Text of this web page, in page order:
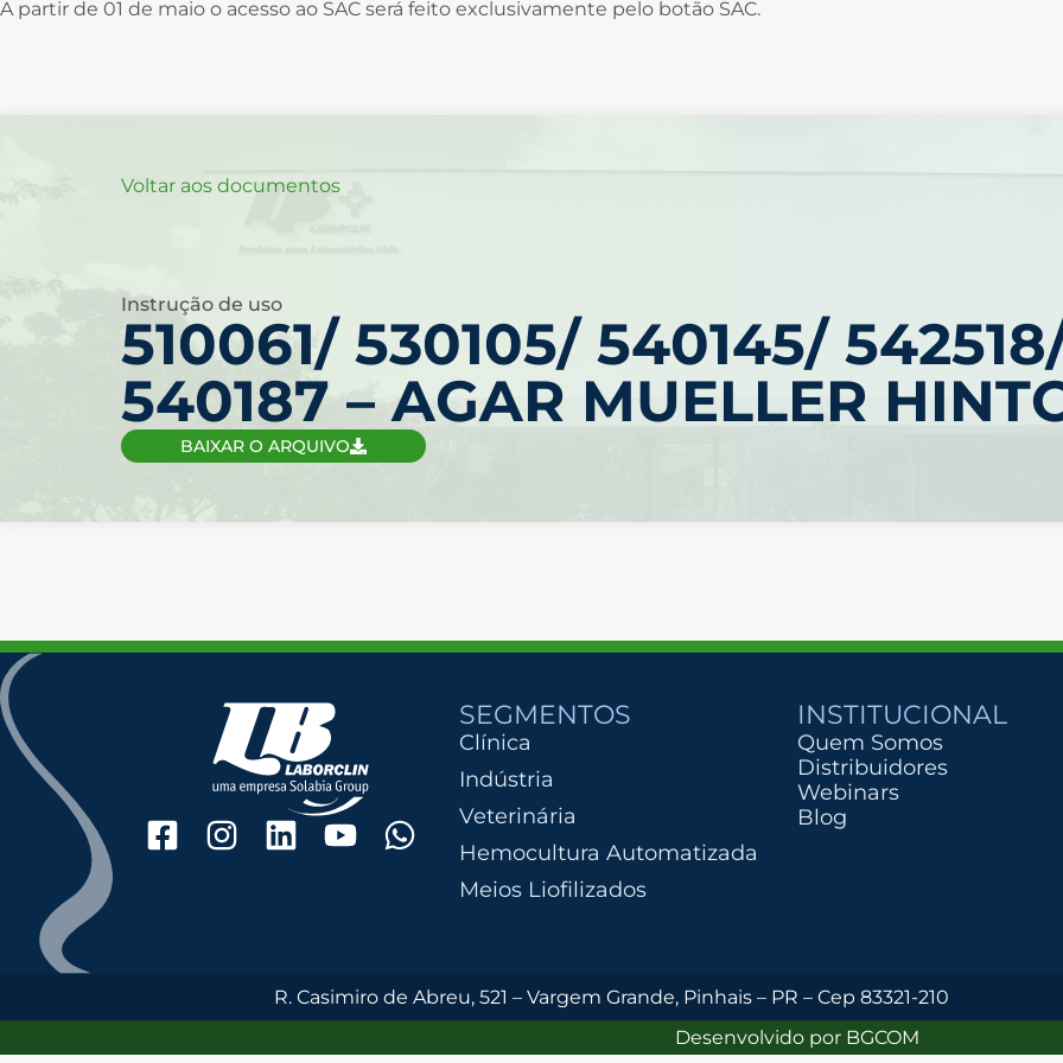
A partir de 01 de maio o acesso ao SAC será feito exclusivamente pelo botão SAC.
Voltar aos documentos
Instrução de uso
510061/ 530105/ 540145/
540187 – AGAR MUELLER
BAIXAR O ARQUIVO
SEGMENTOS
Clínica
Indústria
Veterinária
Hemocultura Automatizada
Meios Liofilizados
INSTITUCIONAL
Quem Somos
Distribuidores
Webinars
Blog
R. Casimiro de Abreu, 521 – Vargem Grande, Pinhais – PR – Cep 83321-210
Desenvolvido por BGCOM